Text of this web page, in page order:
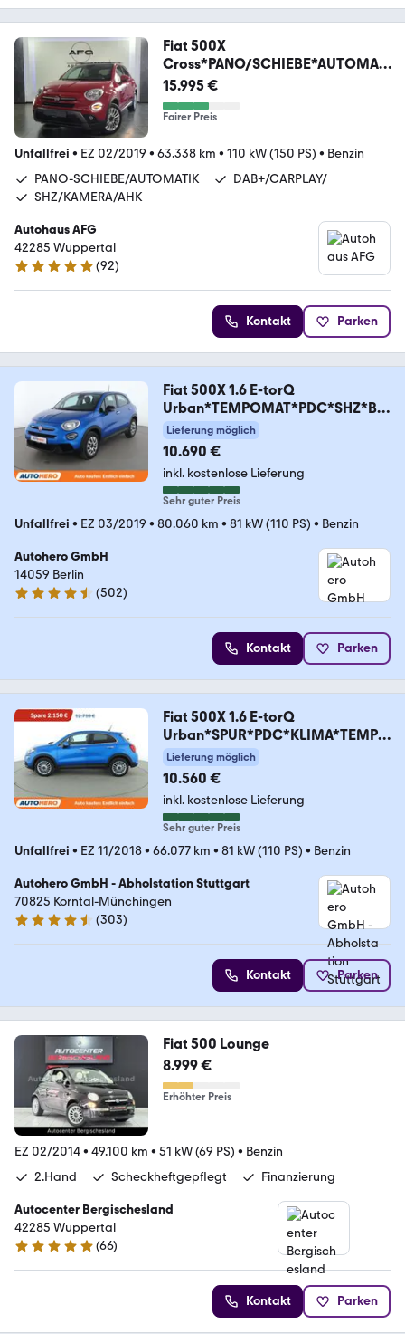
Fiat 500X
Cross*PANO/SCHIEBE*AUTOMATI
K*AHK*KAMERA
15.995 €
Fairer Preis
Unfallfrei • EZ 02/2019 • 63.338 km • 110 kW (150 PS) • Benzin
PANO-SCHIEBE/AUTOMATIK
DAB+/CARPLAY/
SHZ/KAMERA/AHK
Autohaus AFG
42285 Wuppertal
5 Sterne
(92)
Kontakt Parken
Fiat 500X 1.6 E-torQ
Urban*TEMPOMAT*PDC*SHZ*BL
UETOOTH
Lieferung möglich
10.690 €
inkl. kostenlose Lieferung
Sehr guter Preis
Unfallfrei • EZ 03/2019 • 80.060 km • 81 kW (110 PS) • Benzin
Autohero GmbH
14059 Berlin
4.5 Sterne
(502)
Kontakt Parken
Fiat 500X 1.6 E-torQ
Urban*SPUR*PDC*KLIMA*TEMPO
*Lieferung möglich
10.560 €
inkl. kostenlose Lieferung
Sehr guter Preis
Unfallfrei • EZ 11/2018• 66.077 km • 81 kW (110 PS) • Benzin
Autohero GmbH - Abholstation Stuttgart
70825 Korntal-Münchingen
4.4 Sterne
(303)
Kontakt Parken
Fiat 500 Lounge
8.999 €
Erhöhter Preis
EZ 02/2014• 49.100 km • 51 kW (69 PS) • Benzin
2.Hand
Scheckheftgepflegt Finanzierung
Autocenter Bergischesland
42285 Wuppertal
4.8 Sterne
(66)
Kontakt Parken